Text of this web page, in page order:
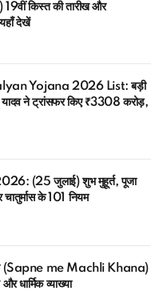
किस्त की तारीख और
देखें
Yojana 2026 List: बड़ी
यादव ने ट्रांसफर किए ₹3308 करोड़,
(25 जुलाई) शुभ मुहूर्त, पूजा
के 101 नियम
(Sapne me Machli Khana)
व्याख्या